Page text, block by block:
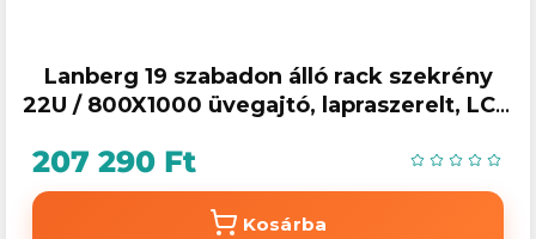
Lanberg 19 szabadon álló rack szekrény
22U / 800X1000 üvegajtó, lapraszerelt, LCD
207 290 Ft
Kosárba